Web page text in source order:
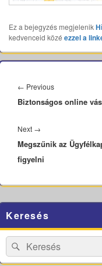
Ez a bejegyzés megjelenik
kedvenceid közé ezzel a
navigáció
← PreviousPrevious
post:
Biztonságos online
Next →
post:
Megszűnik az
figyelni
Sidebar
Widget
Area
Keresés
Search
for:
Search